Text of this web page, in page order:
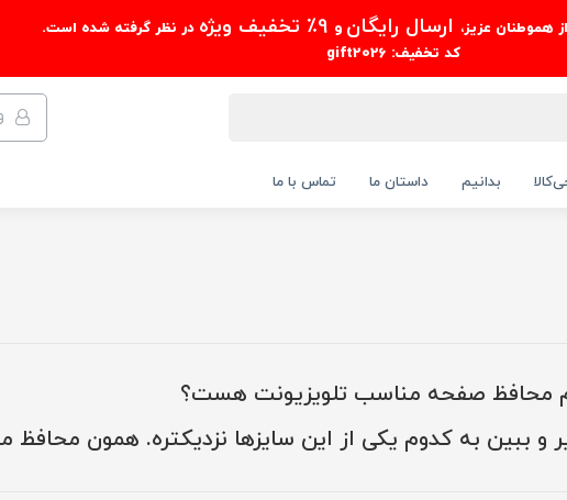
هموطنان عزیز، ارسال رایگان و 9٪ تخفیف ویژه
در نظر گرفته شده است.
کد تخفیف: gift2026
بدانیم داستان ما تماس با ما
محافظ صفحه مناسب تلویزیونت هست؟
و ببین به کدوم یکی از این سایزها نزدیکتره. همون محافظ